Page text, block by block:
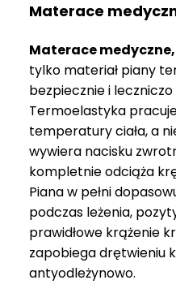
Materace
Materace medyczne,
tylko materiał piany
bezpiecznie i
Termoelastyka
temperatury ciała, a
wywiera nacisku
kompletnie odciąża
Piana w pełni
podczas leżenia,
prawidłowe krążenie
zapobiega drętwieniu
antyodleżynowo.